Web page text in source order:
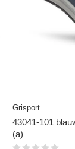
Grisport
43041-101
(a)